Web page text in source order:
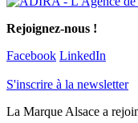
Rejoignez-nous !
Facebook LinkedIn
S'inscrire à la newsletter
La Marque Alsace a